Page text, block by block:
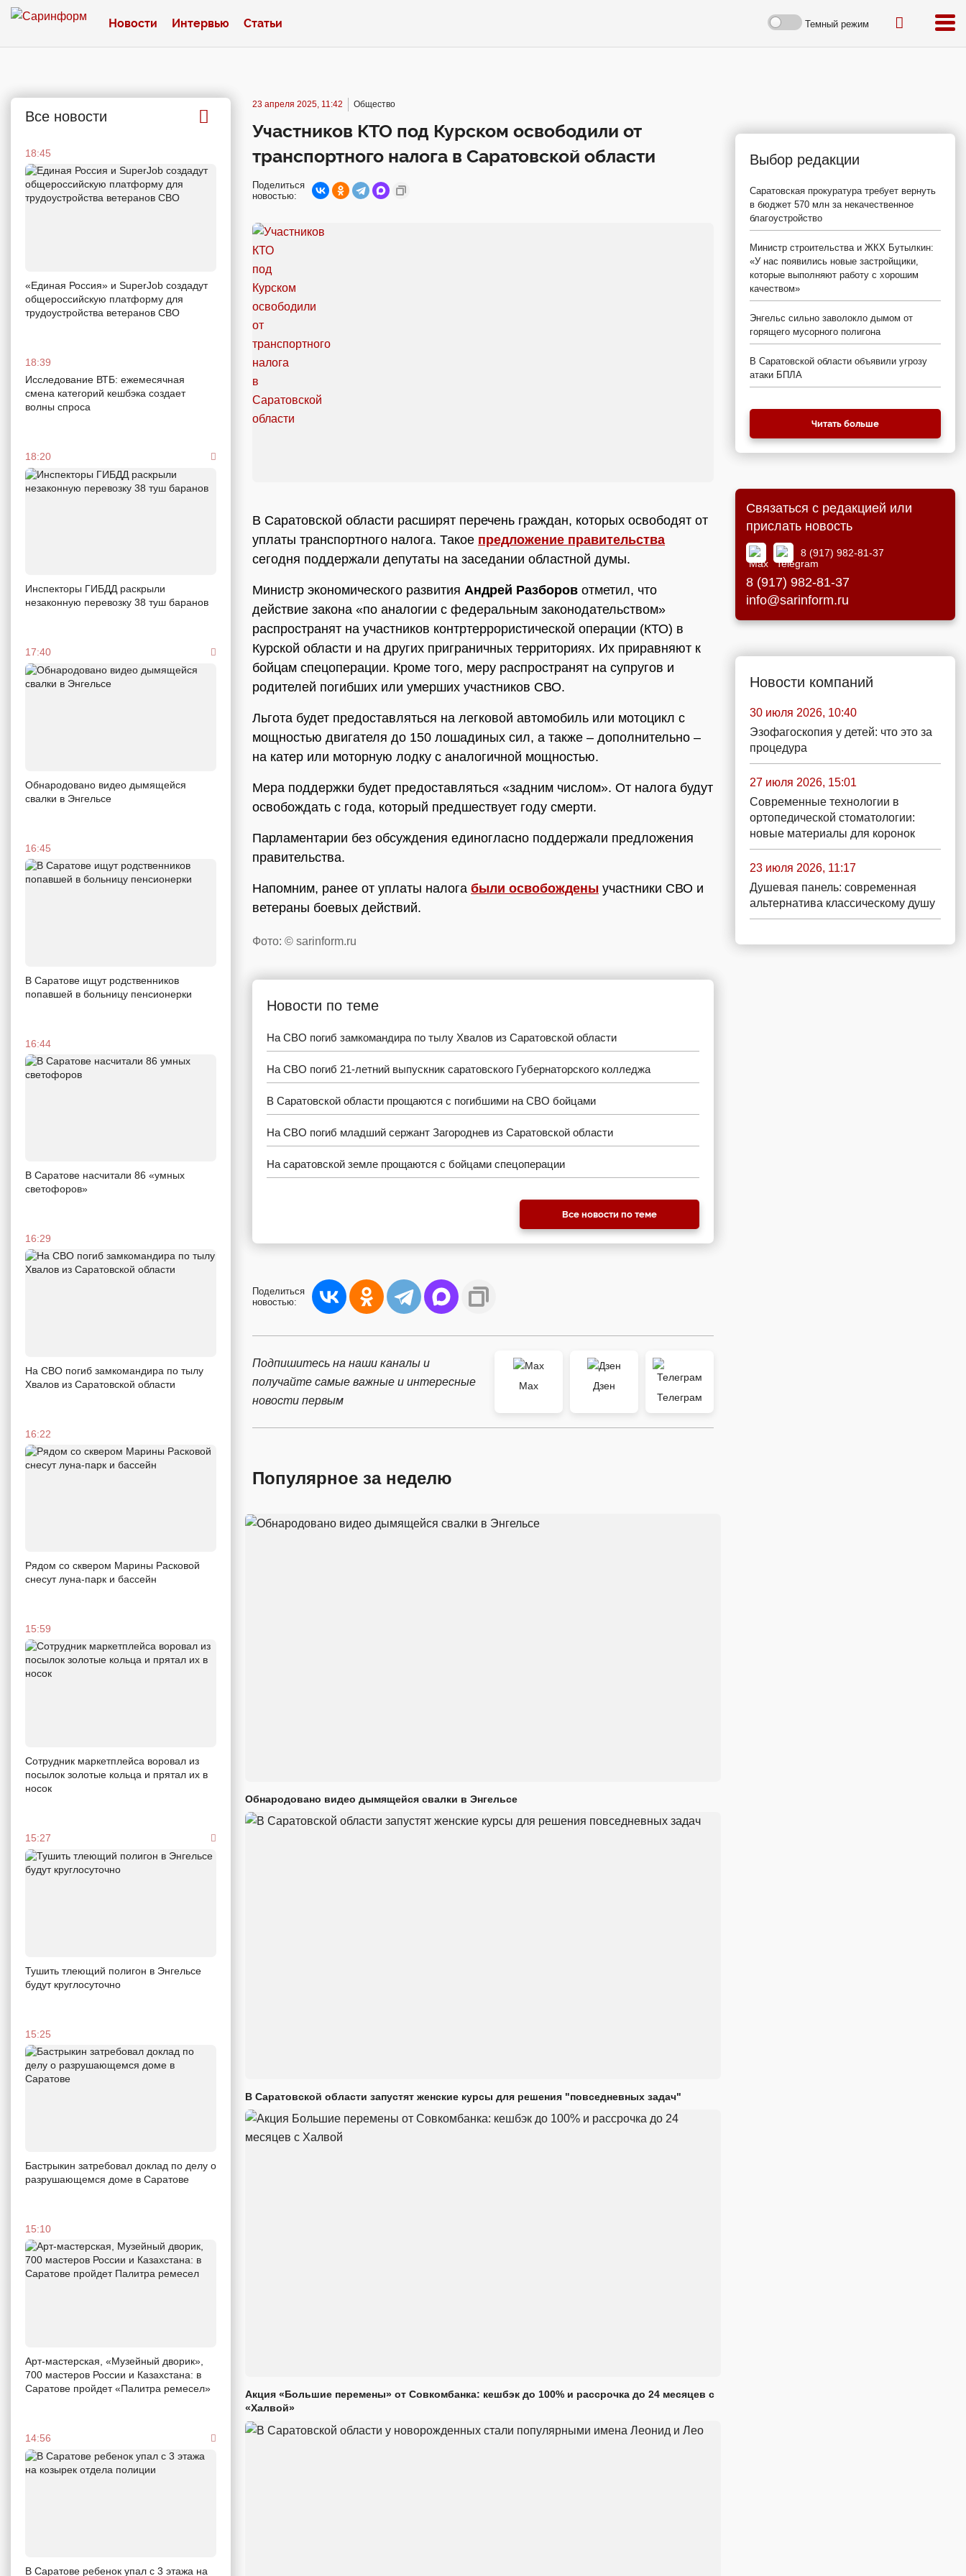
Новости Интервью Статьи Темный режим
Все новости
18:45
«Единая Россия» и SuperJob создадут
общероссийскую платформу для
трудоустройства ветеранов СВО
18:39
Исследование ВТБ: ежемесячная
смена категорий кешбэка создает
волны спроса
18:20
Инспекторы ГИБДД раскрыли
незаконную перевозку 38 туш баранов
17:40
Обнародовано видео дымящейся
свалки в Энгельсе
16:45
В Саратове ищут родственников
попавшей в больницу пенсионерки
16:44
В Саратове насчитали 86 «умных
светофоров»
16:29
На СВО погиб замкомандира по тылу
Хвалов из Саратовской области
16:22
Рядом со сквером Марины Расковой
снесут луна-парк и бассейн
15:59
Сотрудник маркетплейса воровал из
посылок золотые кольца и прятал их в
носок
15:27
Тушить тлеющий полигон в Энгельсе
будут круглосуточно
15:25
Бастрыкин затребовал доклад по делу о
разрушающемся доме в Саратове
15:10
Арт-мастерская, «Музейный дворик»,
700 мастеров России и Казахстана: в
Саратове пройдет «Палитра ремесел»
14:56
В Саратове ребенок упал с 3 этажа на
23 апреля 2025, 11:42 Общество
Участников КТО под Курском освободили от
транспортного налога в Саратовской области
Поделиться
новостью:
В Саратовской области расширят перечень граждан, которых освободят от
уплаты транспортного налога. Такое предложение правительства
сегодня поддержали депутаты на заседании областной думы.
Министр экономического развития Андрей Разборов отметил, что
действие закона «по аналогии с федеральным законодательством»
распространят на участников контртеррористической операции (КТО) в
Курской области и на других приграничных территориях. Их приравняют к
бойцам спецоперации. Кроме того, меру распространят на супругов и
родителей погибших или умерших участников СВО.
Льгота будет предоставляться на легковой автомобиль или мотоцикл с
мощностью двигателя до 150 лошадиных сил, а также – дополнительно –
на катер или моторную лодку с аналогичной мощностью.
Мера поддержки будет предоставляться «задним числом». От налога будут
освобождать с года, который предшествует году смерти.
Парламентарии без обсуждения единогласно поддержали предложения
правительства.
Напомним, ранее от уплаты налога были освобождены участники СВО и
ветераны боевых действий.
Фото: © sarinform.ru
Новости по теме
На СВО погиб замкомандира по тылу Хвалов из Саратовской области
На СВО погиб 21-летний выпускник саратовского Губернаторского колледжа
В Саратовской области прощаются с погибшими на СВО бойцами
На СВО погиб младший сержант Загороднев из Саратовской области
На саратовской земле прощаются с бойцами спецоперации
Все новости по теме
Поделиться
новостью:
Подпишитесь на наши каналы и
получайте самые важные и интересные
новости первым
Max
Дзен
Телеграм
Популярное за неделю
Обнародовано видео дымящейся свалки в Энгельсе
В Саратовской области запустят женские курсы для решения "повседневных задач"
Акция «Большие перемены» от Совкомбанка: кешбэк до 100% и рассрочка до 24 месяцев с
«Халвой»
Выбор редакции
Саратовская прокуратура требует вернуть
в бюджет 570 млн за некачественное
благоустройство
Министр строительства и ЖКХ Бутылкин:
«У нас появились новые застройщики,
которые выполняют работу с хорошим
качеством»
Энгельс сильно заволокло дымом от
горящего мусорного полигона
В Саратовской области объявили угрозу
атаки БПЛА
Читать больше
Связаться с редакцией или
прислать новость
8 (917) 982-81-37
8 (917) 982-81-37
info@sarinform.ru
Новости компаний
30 июля 2026, 10:40
Эзофагоскопия у детей: что это за
процедура
27 июля 2026, 15:01
Современные технологии в
ортопедической стоматологии:
новые материалы для коронок
23 июля 2026, 11:17
Душевая панель: современная
альтернатива классическому душу